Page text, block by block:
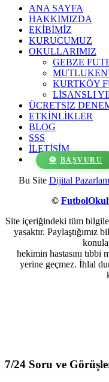
ANA SAYFA
HAKKIMIZDA
EKİBİMİZ
KURUCUMUZ
OKULLARIMIZ
GEBZE
KURTKÖY
LİSANSLI
ÜCRETSİZ
ETKİNLİKLER
BLOG
SSS
İLETİŞİM
BAŞVURU
facebook-
instagram
Bu Site Dijital
©
Site içeriğindeki tüm
yasaktır. Paylaştığımız
hekimin hastasını tıbbi
yerine geçmez. İhlal
7/24 Soru ve